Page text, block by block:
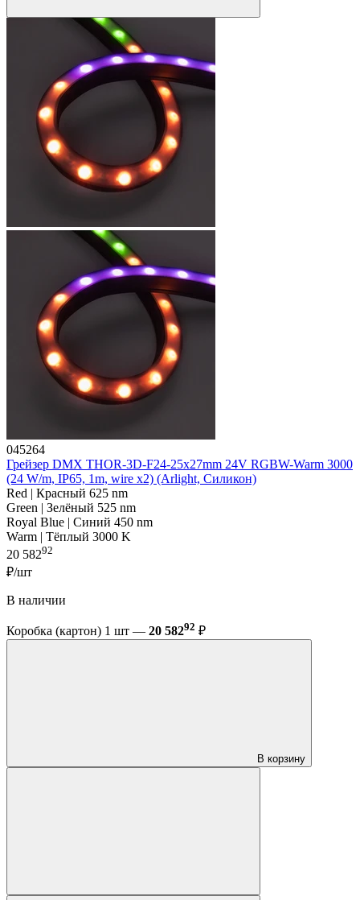
045264
Грейзер DMX THOR-3D-F24-25x27mm 24V RGBW-Warm 3000
(24 W/m, IP65, 1m, wire x2) (Arlight, Силикон)
Red | Красный 625 nm
Green | Зелёный 525 nm
Royal Blue | Синий 450 nm
Warm | Тёплый 3000 K
20 58292
₽/шт
В наличии
Коробка (картон) 1 шт — 20 58292 ₽
В корзину